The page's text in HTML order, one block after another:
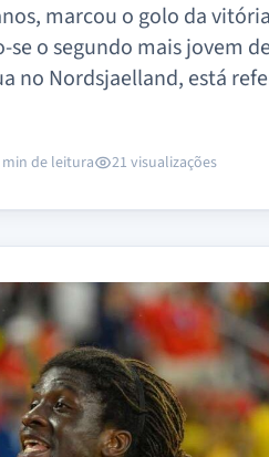
marcou o golo da
o segundo mais jovem
no Nordsjaelland, está
de leitura 21 visualizações